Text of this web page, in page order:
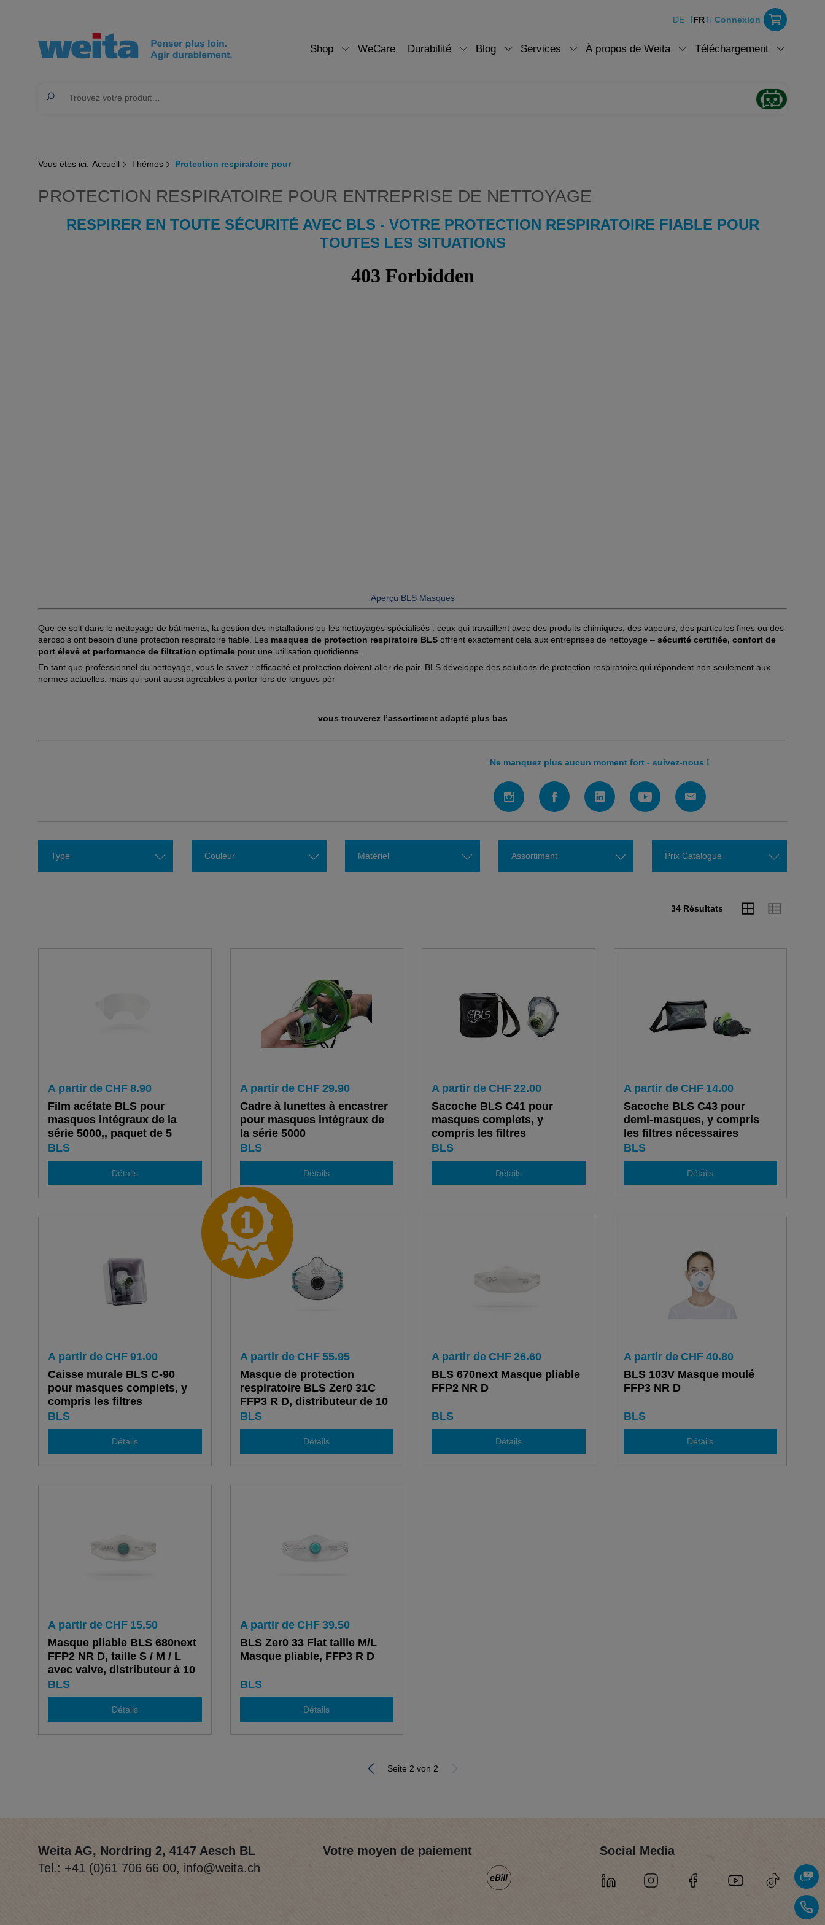
DE FRITConnexion
Shop WeCare Durabilité Blog Services À propos de Weita Téléchargement
Vous êtes ici: Accueil Thèmes Protection respiratoire pour
PROTECTION RESPIRATOIRE POUR ENTREPRISE DE NETTOYAGE
RESPIRER EN TOUTE SÉCURITÉ AVEC BLS - VOTRE PROTECTION RESPIRATOIRE FIABLE POUR
TOUTES LES SITUATIONS
Aperçu BLS Masques
Que ce soit dans le nettoyage de bâtiments, la gestion des installations ou les nettoyages spécialisés : ceux qui travaillent avec des produits chimiques, des vapeurs, des particules fines ou des
aérosols ont besoin d’une protection respiratoire fiable. Les masques de protection respiratoire BLS offrent exactement cela aux entreprises de nettoyage – sécurité certifiée, confort de
port élevé et performance de filtration optimale pour une utilisation quotidienne.
En tant que professionnel du nettoyage, vous le savez : efficacité et protection doivent aller de pair. BLS développe des solutions de protection respiratoire qui répondent non seulement aux
normes actuelles, mais qui sont aussi agréables à porter lors de longues pér
vous trouverez l’assortiment adapté plus bas
Ne manquez plus aucun moment fort - suivez-nous !
Type Couleur Matériel Assortiment Prix Catalogue
34 Résultats
A partir de CHF 8.90
Film acétate BLS pour
masques intégraux de la
série 5000,, paquet de 5
pièces
BLS
Détails
A partir de CHF 29.90
Cadre à lunettes à encastrer
pour masques intégraux de
la série 5000
BLS
Détails
A partir de CHF 22.00
Sacoche BLS C41 pour
masques complets, y
compris les filtres
nécessaires
BLS
Détails
A partir de CHF 14.00
Sacoche BLS C43 pour
demi-masques, y compris
les filtres nécessaires
BLS
Détails
A partir de CHF 91.00
Caisse murale BLS C-90
pour masques complets, y
compris les filtres
nécessaires
BLS
Détails
A partir de CHF 55.95
Masque de protection
respiratoire BLS Zer0 31C
FFP3 R D, distributeur de 10
pcs.
BLS
Détails
A partir de CHF 26.60
BLS 670next Masque pliable
FFP2 NR D
BLS
Détails
A partir de CHF 40.80
BLS 103V Masque moulé
FFP3 NR D
BLS
Détails
A partir de CHF 15.50
Masque pliable BLS 680next
FFP2 NR D, taille S / M / L
avec valve, distributeur à 10
pcs.
BLS
Détails
A partir de CHF 39.50
BLS Zer0 33 Flat taille M/L
Masque pliable, FFP3 R D
BLS
Détails
Seite 2 von 2
Weita AG, Nordring 2, 4147 Aesch BL
Tel.: +41 (0)61 706 66 00, info@weita.ch
Votre moyen de paiement Social Media